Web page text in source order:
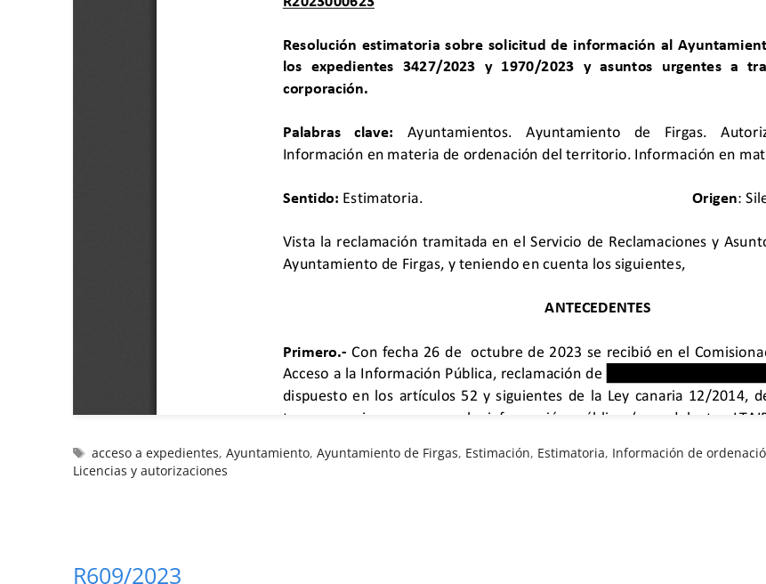
acceso a expedientes,Ayuntamiento,Ayuntamiento de Firgas, Estimación, Estimatoria, Información de
Licencias y autorizaciones
R609/2023